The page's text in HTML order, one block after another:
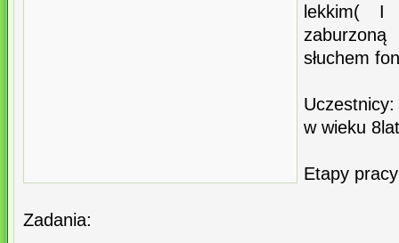
lekkim( I
słuchem
w wieku
Etapy
Zadania: